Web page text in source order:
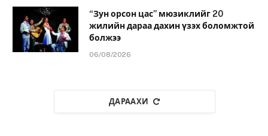
“Зун орсон цас” мюзиклийг 20
жилийн дараа дахин үзэх боломжтой
болжээ
06/08/2026
ДАРААХИ